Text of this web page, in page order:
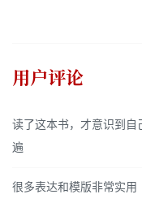
用户评论
读了这本书，才意识到
遍
很多表达和模版非常实用